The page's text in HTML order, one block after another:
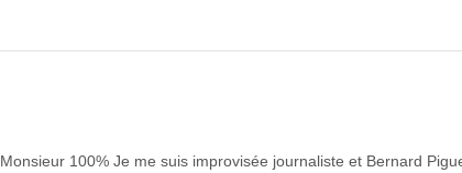
Monsieur 100% Je me suis improvisée journaliste et Bernard